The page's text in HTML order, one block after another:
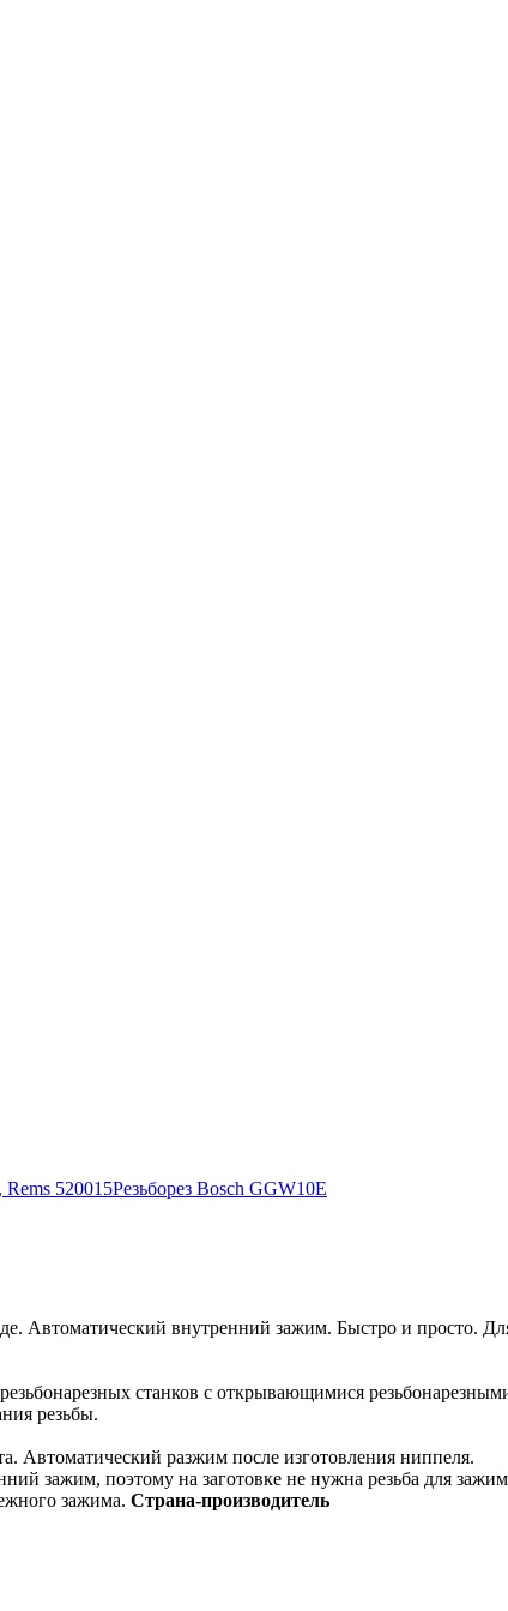
Rems 520015Резьборез Bosch GGW10E
Автоматический внутренний зажим. Быстро и просто.
станков с открывающимися
резьбы.
Автоматический разжим после изготовления ниппеля.
зажим, поэтому на заготовке не нужна резьба для
зажима. Страна-производитель